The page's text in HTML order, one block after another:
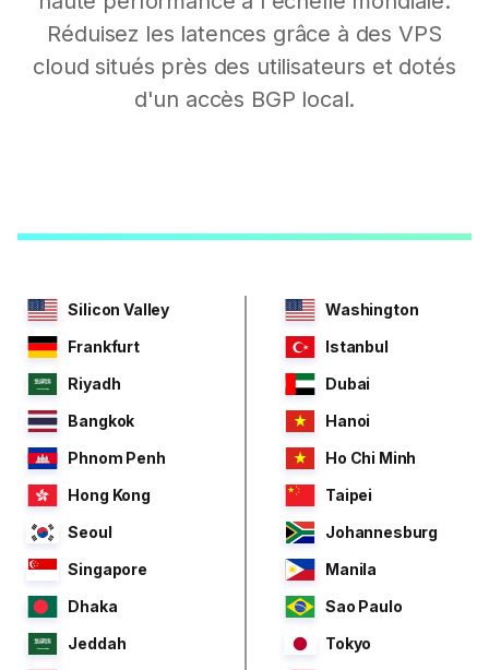
Réduisez les latences grâce à des VPS
cloud situés près des utilisateurs et dotés
d'un accès BGP local.
Silicon Valley
Washington
Frankfurt
Istanbul
Riyadh
Dubai
Bangkok
Hanoi
Phnom Penh
Ho Chi Minh
Hong Kong
Taipei
Seoul
Johannesburg
Singapore
Manila
Dhaka
Sao Paulo
Jeddah
Tokyo